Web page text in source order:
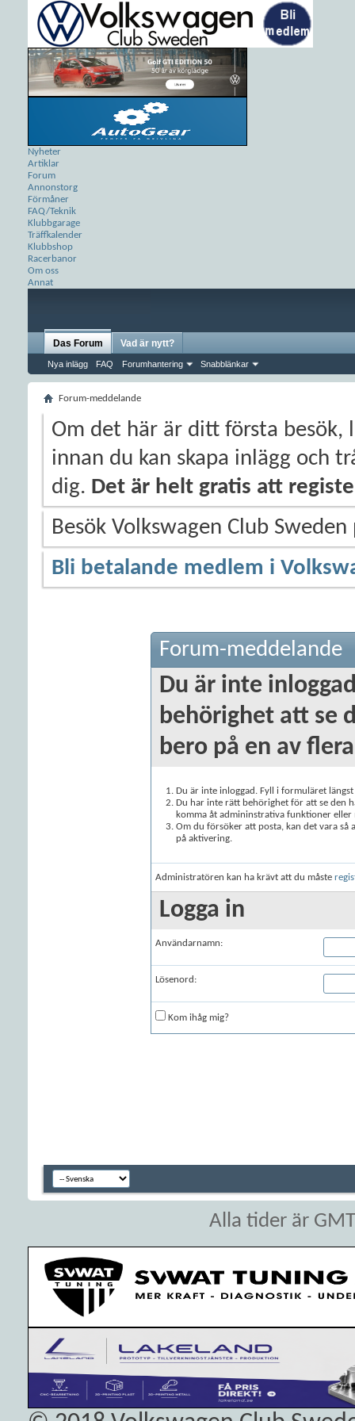
Nyheter
Artiklar
Forum
Annonstorg
Förmåner
FAQ/Teknik
Klubbgarage
Träffkalender
Klubbshop
Racerbanor
Om oss
Annat
Das Forum
Nya inlägg FAQ Forumhantering Snabblänkar
Vad är nytt?
Forum-meddelande
Om det här är ditt första besök,
innan du kan skapa inlägg och
dig. Det är helt gratis att
Besök Volkswagen Club
Bli betalande medlem i
Forum-meddelande
Du är inte
behörighet att se
bero på en av
Du är inte inloggad. Fyll i formuläret
Du har inte rätt behörighet för att se den
komma åt admininstrativa funktioner eller
Om du försöker att posta, kan det vara
på aktivering.
Administratören kan ha krävt att du måste
Logga in
Användarnamn:
Lösenord:
Kom ihåg mig?
Alla tider är